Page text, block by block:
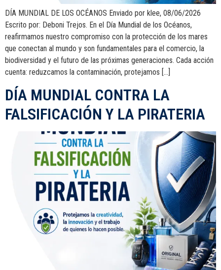
DÍA MUNDIAL DE LOS OCÉANOS Enviado por klee, 08/06/2026
Escrito por: Deboni Trejos. En el Día Mundial de los Océanos,
reafirmamos nuestro compromiso con la protección de los mares
que conectan al mundo y son fundamentales para el comercio, la
biodiversidad y el futuro de las próximas generaciones. Cada acción
cuenta: reduzcamos la contaminación, protejamos […]
DÍA MUNDIAL CONTRA LA
FALSIFICACIÓN Y LA PIRATERIA